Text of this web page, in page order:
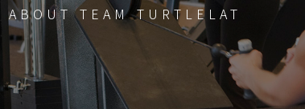
ABOUT TEAM TURTLELAT